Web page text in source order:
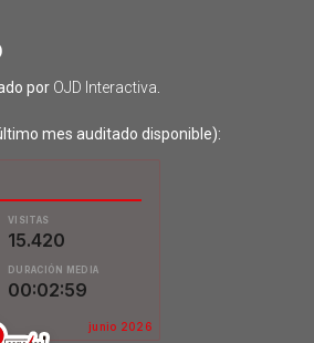
por OJD Interactiva.
mes auditado disponible):